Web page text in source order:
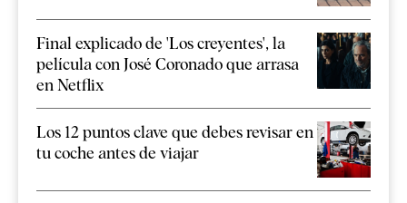
Final explicado de 'Los creyentes', la
película con José Coronado que arrasa
en Netflix
Los 12 puntos clave que debes revisar en
tu coche antes de viajar